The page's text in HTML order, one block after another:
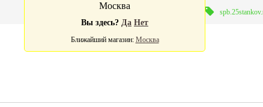
Москва
Вы здесь? Да Нет
Ближайший магазин: Москва